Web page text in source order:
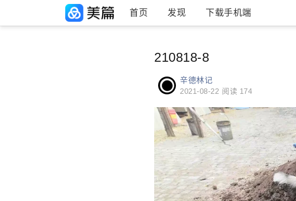
首页 发现 下载手机端
210818-8
辛德林记
2021-08-22 阅读 174